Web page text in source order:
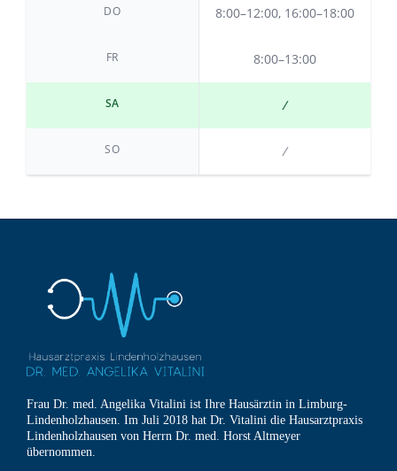
DO 8:00–12:00, 16:00–18:00
FR 8:00–13:00
SA ⁄
SO ⁄
Frau Dr. med. Angelika Vitalini ist Ihre Hausärztin in Limburg-
Lindenholzhausen. Im Juli 2018 hat Dr. Vitalini die Hausarztpraxis
Lindenholzhausen von Herrn Dr. med. Horst Altmeyer
übernommen.